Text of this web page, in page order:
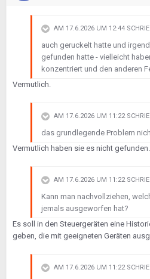
AM 17.6.2026 UM 12:44
auch geruckelt hatte und
gefunden hatte - vielleicht
konzentriert und den anderen
Vermutlich.
AM 17.6.2026 UM 11:22
das grundlegende Problem
Vermutlich haben sie es nicht gefunden.
AM 17.6.2026 UM 11:22
Kann man nachvollziehen,
jemals ausgeworfen hat?
Es soll in den Steuergeräten eine
geben, die mit geeigneten Geräten
AM 17.6.2026 UM 11:22